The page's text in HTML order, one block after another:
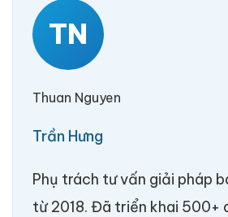
TN
Thuan Nguyen
Trần Hưng
Phụ trách tư vấn giải pháp
từ 2018. Đã triển khai 500+